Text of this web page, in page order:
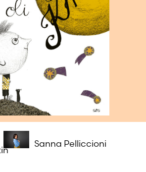
unohtunut?
ole tiliä?
Sanna Pelliccioni